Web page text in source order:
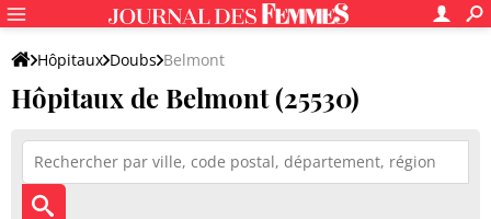
Hôpitaux Doubs Belmont
Hôpitaux de Belmont (25530)